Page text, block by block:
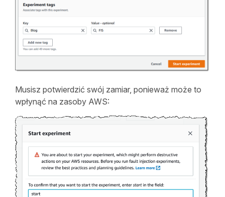
Musisz potwierdzić swój zamiar, ponieważ może to
wpłynąć na zasoby AWS: